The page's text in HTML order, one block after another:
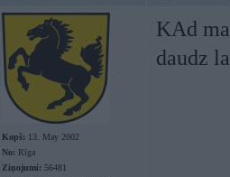
Kopš: 13. May 2002
No: Rīga
Ziņojumi: 56481
KAd
daudz